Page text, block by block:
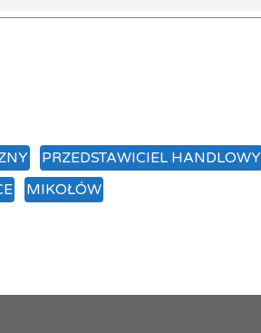
PRZEDSTAWICIEL HANDLOWY
MIKOŁÓW